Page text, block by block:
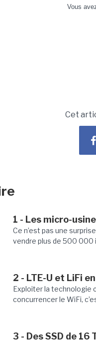
Vous
Cet
1 - Les micro-
Ce n’est pas une
vendre plus de 500 000
2 - LTE-U et LiFi
Exploiter la technologie
concurrencer le WiFi,
3 - Des SSD de 16